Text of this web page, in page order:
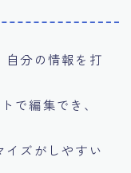
自分の情報を打
で編集でき、
イズがしやすい